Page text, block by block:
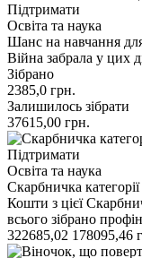
Підтримати
Освіта та наука
Шанс на навчання
Війна забрала у цих
Зібрано
2385,0 грн.
Залишилось зібрати
37615,00 грн.
Підтримати
Освіта та наука
Скарбничка
Кошти з цієї
всього зібрано
322685,02 178095,46